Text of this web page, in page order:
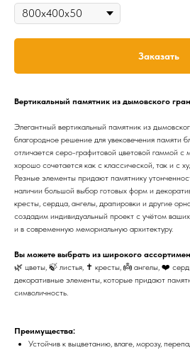
Заказать
Вертикальный памятник из дымовского
Элегантный вертикальный памятник из
благородное решение для увековечения памяти
отличается серо-графитовой цветовой гаммой с
хорошо сочетается как с классической, так и с
Резные элементы придают памятнику
наличии большой выбор готовых форм и
кресты, сердца, ангелы, драпировки и другие
создадим индивидуальный проект с учётом
и в современную мемориальную архитектуру.
Вы можете выбрать из широкого
🌿 цветы, 🍃 листья, ✝ кресты, 👼 ангелы, ❤️
декоративные элементы, которые придают
символичность.
Преимущества:
Устойчив к выцветанию, влаге, морозу,